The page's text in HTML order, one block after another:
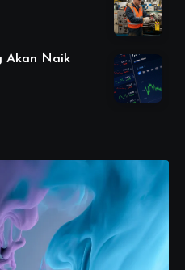
Akan Naik